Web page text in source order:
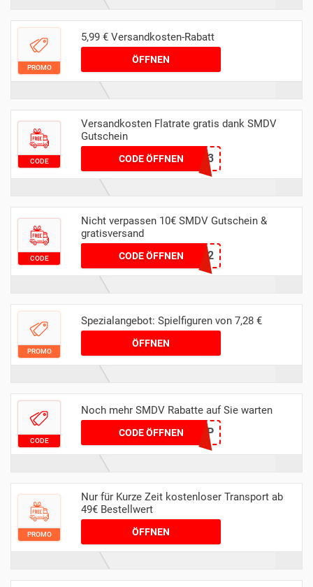
PROMO
5,99 € Versandkosten-Rabatt
ÖFFNEN
CODE
Versandkosten Flatrate gratis dank SMDV
Gutschein
CODE ÖFFNENBASIC23
CODE
Nicht verpassen 10€ SMDV Gutschein &
gratisversand
CODE ÖFFNEN20BLACK22
PROMO
Spezialangebot: Spielfiguren von 7,28 €
ÖFFNEN
CODE
Noch mehr SMDV Rabatte auf Sie warten
CODE ÖFFNENRHFAZLP
PROMO
Nur für Kurze Zeit kostenloser Transport ab
49€ Bestellwert
ÖFFNEN